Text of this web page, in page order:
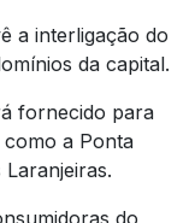
a interligação do
da capital.
fornecido para
a Ponta
do